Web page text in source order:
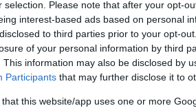
selection. Please note that after your opt-
interest-based ads based on personal
to third parties prior to your opt-
of your personal information by third
This information may also be disclosed by
Participants that may further disclose it to
that this website/app uses one or more
να μετριάσουν συμπτώματα
με ωφέλιμο τρόπο το εντερικό
στοιχεία μόνο
μελλοντικές έρευνες για την